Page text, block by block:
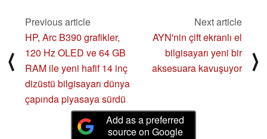
⟨
Previous article
HP, Arc B390 grafikler,
120 Hz OLED ve 64 GB
RAM ile yeni hafif 14 inç
dizüstü bilgisayarı dünya
çapında piyasaya sürdü
Next article
AYN'nin çift ekranlı el
bilgisayarı yeni bir
aksesuara kavuşuyor
⟩
Add as a preferred
source on Google